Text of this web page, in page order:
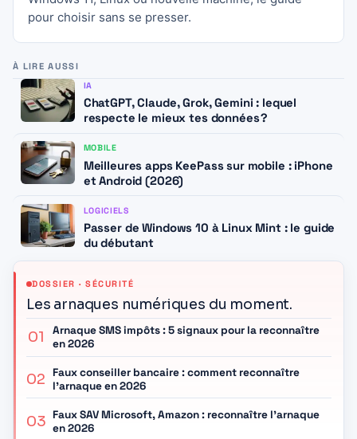
pour choisir sans se presser.
À LIRE AUSSI
IA
ChatGPT, Claude, Grok, Gemini : lequel
respecte le mieux tes données ?
MOBILE
Meilleures apps KeePass sur mobile : iPhone
et Android (2026)
LOGICIELS
Passer de Windows 10 à Linux Mint : le guide
du débutant
DOSSIER · SÉCURITÉ
Les arnaques numériques du moment.
01
Arnaque SMS impôts : 5 signaux pour la reconnaître
en 2026
02 Faux conseiller bancaire : comment reconnaître
l’arnaque en 2026
03 Faux SAV Microsoft, Amazon : reconnaître l’arnaque
en 2026